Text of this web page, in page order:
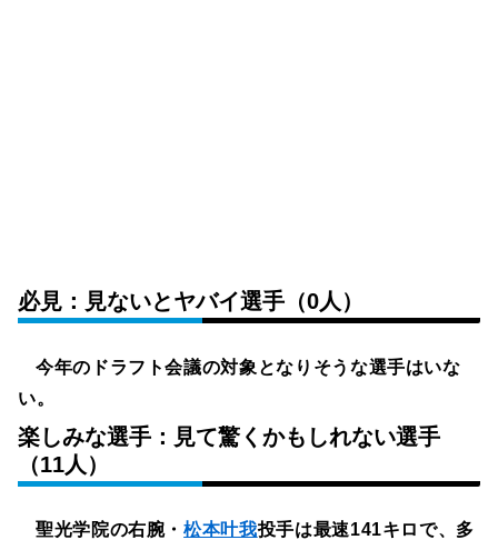
必見：見ないとヤバイ選手（0人）
今年のドラフト会議の対象となりそうな選手はいな
い。
楽しみな選手：見て驚くかもしれない選手
（11人）
聖光学院の右腕・松本叶我投手は最速141キロで、多